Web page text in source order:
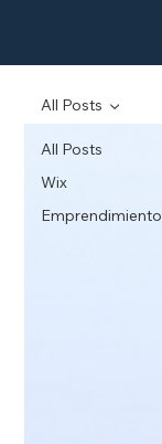
All Posts
Wix
Emprendimiento
All Posts